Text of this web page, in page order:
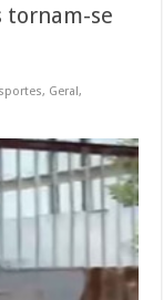
tornam-se
, Geral,